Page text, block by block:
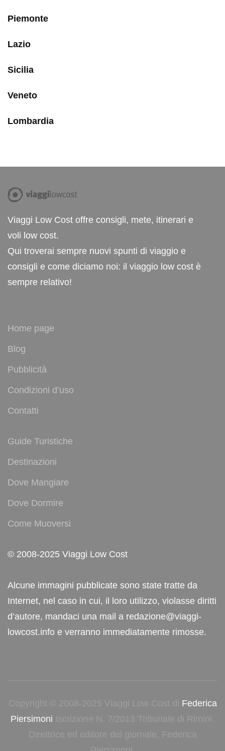
Piemonte
Lazio
Sicilia
Veneto
Lombardia
Viaggi Low Cost offre consigli, mete, itinerari e
voli low cost.
Qui troverai sempre nuovi spunti di viaggio e
consigli e come diciamo noi: il viaggio low cost è
sempre relativo!
Home page
Blog
Pubblicità
Condizioni d’uso
Contatti
Guide Turistiche
Destinazioni
Dove Mangiare
Dove Dormire
Come Muoversi
© 2008-2025 Viaggi Low Cost
Alcune immagini pubblicate sono state tratte da
Internet, nel caso in cui, il loro utilizzo, violasse diritti
d’autore, mandaci una mail a redazione@viaggi-
lowcost.info e verranno immediatamente rimosse.
Copyright © 2008-2025 Viaggi Low Cost di Federica
Piersimoni Iscrizione N. 7/2013 Tribunale di Rimini.
Direttrice ed editore del giornale, Federica